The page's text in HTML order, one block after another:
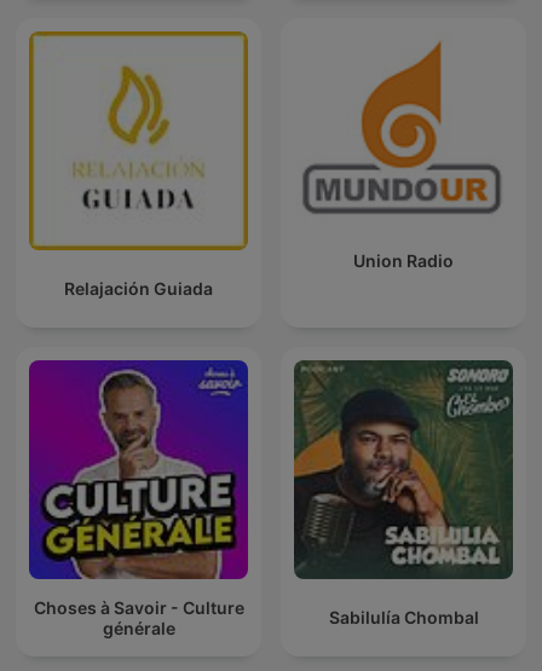
Relajación Guiada
Union Radio
Choses à Savoir - Culture
générale
Sabilulía Chombal